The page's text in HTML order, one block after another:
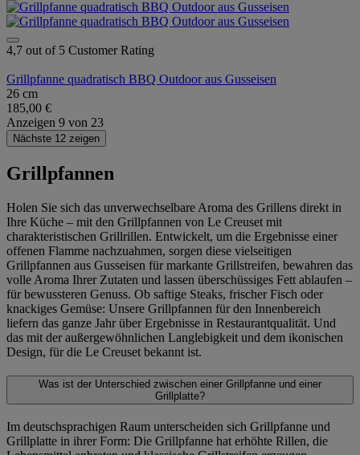
4,7 out of 5 Customer Rating
Grillpfanne quadratisch BBQ Outdoor aus Gusseisen
26 cm
185,00 €
Anzeigen 9 von 23
Nächste 12 zeigen
Grillpfannen
Holen Sie sich das unverwechselbare Aroma des Grillens direkt in
Ihre Küche – mit den Grillpfannen von Le Creuset mit
charakteristischen Grillrillen. Entwickelt, um die Ergebnisse einer
offenen Flamme nachzuahmen, sorgen diese vielseitigen
Grillpfannen aus Gusseisen für markante Grillstreifen, bewahren das
volle Aroma Ihrer Zutaten und lassen überschüssiges Fett ablaufen –
für bewussteren Genuss. Ob saftige Steaks, frischer Fisch oder
knackiges Gemüse: Unsere Grillpfannen für den Innenbereich
liefern das ganze Jahr über Ergebnisse in Restaurantqualität. Und
das mit der außergewöhnlichen Langlebigkeit und dem ikonischen
Design, für die Le Creuset bekannt ist.
Was ist der Unterschied zwischen einer Grillpfanne und einer
Grillplatte?
Im deutschsprachigen Raum unterscheiden sich Grillpfanne und
Grillplatte in ihrer Form: Die Grillpfanne hat erhöhte Rillen, die